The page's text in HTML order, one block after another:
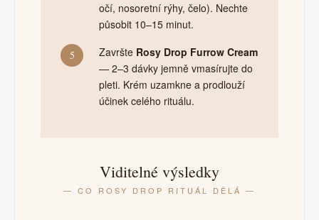
očí, nosoretní rýhy, čelo). Nechte
působit 10–15 minut.
5 Završte Rosy Drop Furrow Cream
— 2–3 dávky jemně vmasírujte do
pleti. Krém uzamkne a prodlouží
účinek celého rituálu.
Viditelné výsledky
— CO ROSY DROP RITUÁL DĚLÁ —